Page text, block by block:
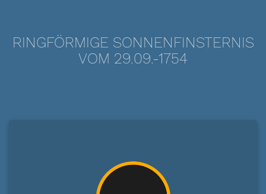
RINGFÖRMIGE SONNENFINSTERNIS
VOM 29.09.-1754